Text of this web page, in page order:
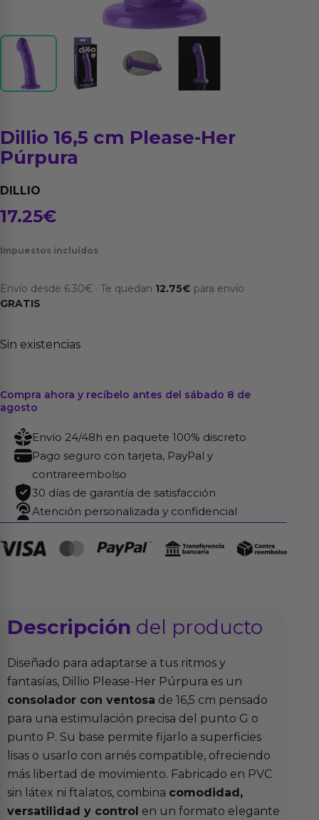
Dillio 16,5 cm Please-Her
Púrpura
DILLIO
17.25€
Impuestos incluídos
Envío desde 6.30€ · Te quedan 12.75€ para envío
GRATIS
Sin existencias
Compra ahora y recíbelo antes del sábado 8 de
agosto
Envío 24/48h en paquete 100% discreto
Pago seguro con tarjeta, PayPal y
contrareembolso
30 días de garantía de satisfacción
Atención personalizada y confidencial
Descripción del producto
Diseñado para adaptarse a tus ritmos y
fantasías, Dillio Please-Her Púrpura es un
consolador con ventosa de 16,5 cm pensado
para una estimulación precisa del punto G o
punto P. Su base permite fijarlo a superficies
lisas o usarlo con arnés compatible, ofreciendo
más libertad de movimiento. Fabricado en PVC
sin látex ni ftalatos, combina comodidad,
versatilidad y control en un formato elegante